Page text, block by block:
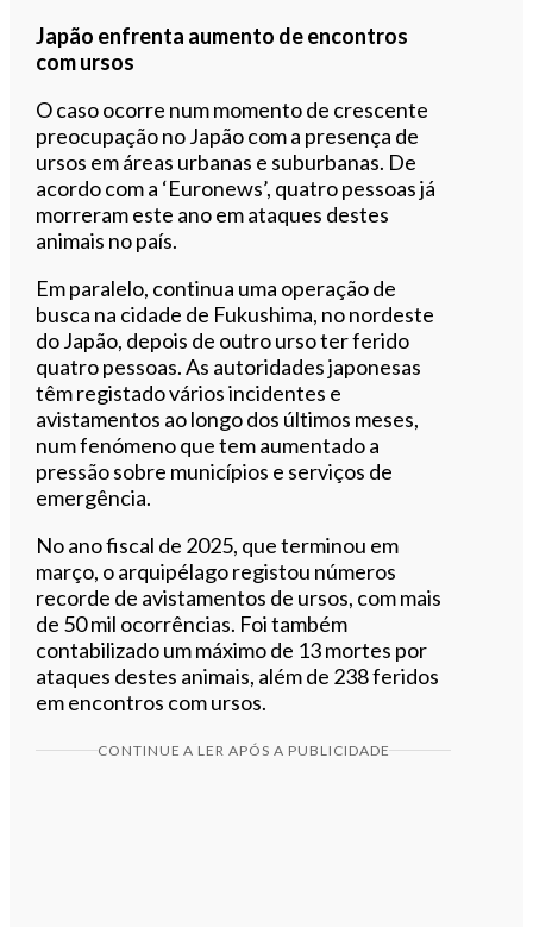
Japão enfrenta aumento de encontros
com ursos
O caso ocorre num momento de crescente
preocupação no Japão com a presença de
ursos em áreas urbanas e suburbanas. De
acordo com a ‘Euronews’, quatro pessoas já
morreram este ano em ataques destes
animais no país.
Em paralelo, continua uma operação de
busca na cidade de Fukushima, no nordeste
do Japão, depois de outro urso ter ferido
quatro pessoas. As autoridades japonesas
têm registado vários incidentes e
avistamentos ao longo dos últimos meses,
num fenómeno que tem aumentado a
pressão sobre municípios e serviços de
emergência.
No ano fiscal de 2025, que terminou em
março, o arquipélago registou números
recorde de avistamentos de ursos, com mais
de 50 mil ocorrências. Foi também
contabilizado um máximo de 13 mortes por
ataques destes animais, além de 238 feridos
em encontros com ursos.
CONTINUE A LER APÓS A PUBLICIDADE